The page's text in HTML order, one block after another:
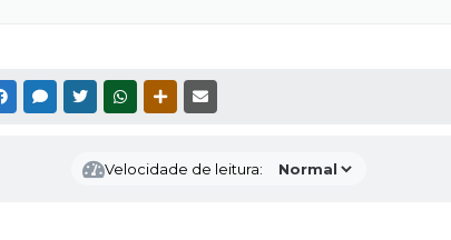
FACEBOOKMESSENGER
TWITTERWHATSAPPOUTRAS MÍDIAS
Velocidade de leitura: